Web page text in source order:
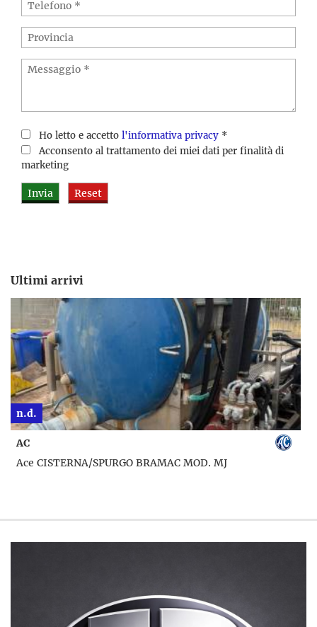
Ho letto e accetto l'informativa privacy *
Acconsento al trattamento dei miei dati per finalità di
marketing
Ultimi arrivi
n.d.
AC
Ace CISTERNA/SPURGO BRAMAC MOD. MJ